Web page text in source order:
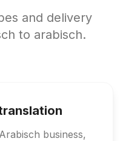
and delivery
to arabisch.
business,